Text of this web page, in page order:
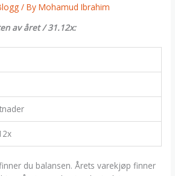
/ ByMohamud Ibrahim
av året / 31.12x:
du balansen. Årets varekjøp finner